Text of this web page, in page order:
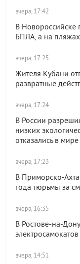
вчера, 17:42
В Новороссийске
БПЛА, а на
вчера, 17:25
Жителя Кубани
развратные
вчера, 17:24
В России
низких
отказались в мире
вчера, 17:23
В Приморско-
года тюрьмы за
вчера, 16:35
В Ростове-на-
вчера, 14:51